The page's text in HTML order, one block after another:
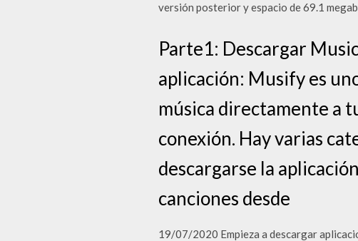
versión posterior y espacio de 69.1
Parte1: Descargar
aplicación: Musify es
música directamente a
conexión. Hay varias
descargarse la
canciones desde
19/07/2020 Empieza a descargar